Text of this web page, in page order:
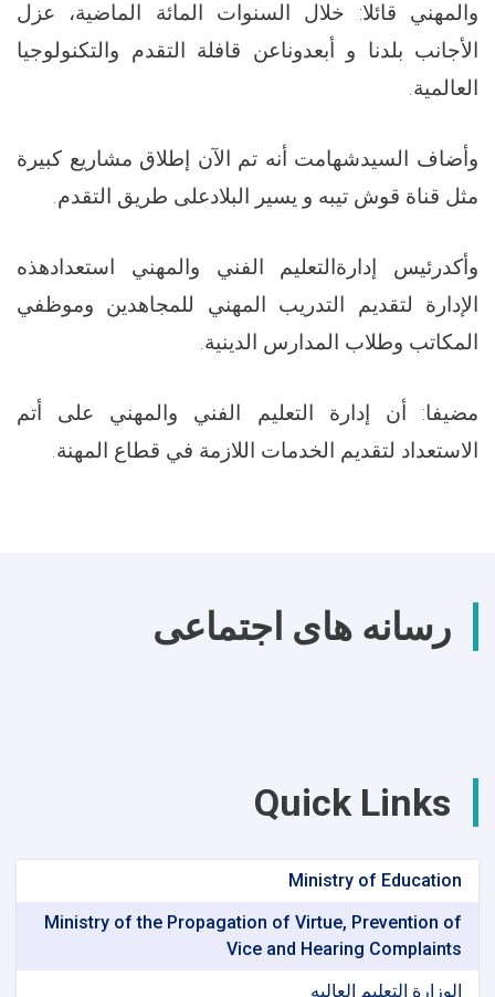
والمهني قائلا: خلال السنوات المائة الماضية، عزل
الأجانب بلدنا و أبعدوناعن قافلة التقدم والتكنولوجيا
العالمية.
وأضاف السيدشهامت أنه تم الآن إطلاق مشاريع كبيرة
مثل قناة قوش تيبه و يسير البلادعلى طريق التقدم.
وأكدرئيس إدارةالتعليم الفني والمهني استعدادهذه
الإدارة لتقديم التدريب المهني للمجاهدين وموظفي
المكاتب وطلاب المدارس الدينية.
مضيفا: أن إدارة التعليم الفني والمهني على أتم
الاستعداد لتقديم الخدمات اللازمة في قطاع المهنة.
رسانه های اجتماعی
Quick Links
Ministry of Education
Ministry of the Propagation of Virtue, Prevention of
Vice and Hearing Complaints
الوزارة التعلیم العالیه